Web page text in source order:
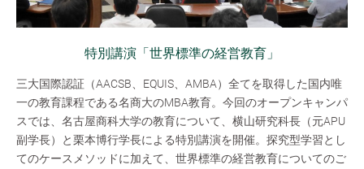
特別講演「世界標準の経営教育」
三大国際認証（AACSB、EQUIS、AMBA）全てを取得した国内唯
一の教育課程である名商大のMBA教育。今回のオープンキャンパ
スでは、名古屋商科大学の教育について、横山研究科長（元APU
副学長）と栗本博行学長による特別講演を開催。探究型学習とし
てのケースメソッドに加えて、世界標準の経営教育についてのご